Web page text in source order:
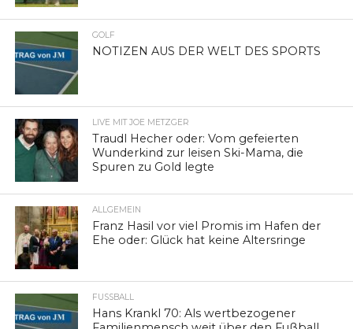
GOLF
NOTIZEN AUS DER WELT DES SPORTS
LIVE MIT JOE METZGER
Traudl Hecher oder: Vom gefeierten
Wunderkind zur leisen Ski-Mama, die
Spuren zu Gold legte
ALLGEMEIN
Franz Hasil vor viel Promis im Hafen der
Ehe oder: Glück hat keine Altersringe
FUSSBALL
Hans Krankl 70: Als wertbezogener